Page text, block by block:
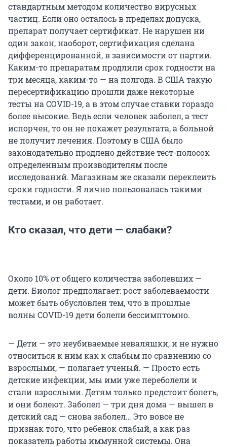
стандартным методом количество вирусных
частиц. Если оно осталось в пределах допуска,
препарат получает сертификат. Не нарушен ни
один закон, наоборот, сертификация сделана
дифференцированной, в зависимости от партии.
Каким-то препаратам продлили срок годности на
три месяца, каким-то — на полгода. В США такую
пересертификацию прошли даже некоторые
тесты на COVID-19, а в этом случае ставки гораздо
более высокие. Ведь если человек заболел, а тест
испорчен, то он не покажет результата, а больной
не получит лечения. Поэтому в США было
законодательно продлено действие тест-полосок
определенным производителям после
исследований. Магазинам же сказали переклеить
сроки годности. Я лично пользовалась такими
тестами, и он работает.
Кто сказал, что дети — слабаки?
Около 10% от общего количества заболевших —
дети. Биолог предполагает: рост заболеваемости
может быть обусловлен тем, что в прошлые
волны COVID-19 дети болели бессимптомно.
— Дети — это неубиваемые неваляшки, и не нужно
относиться к ним как к слабым по сравнению со
взрослыми, — полагает ученый. — Просто есть
детские инфекции, мы ими уже переболели и
стали взрослыми. Детям только предстоит болеть,
и они болеют. Заболел — три дня дома — вышел в
детский сад — снова заболел… Это вовсе не
признак того, что ребенок слабый, а как раз
показатель работы иммунной системы. Она